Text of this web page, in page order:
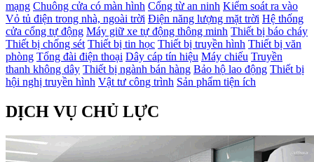
mạng Chuông cửa có màn hình Cổng từ an ninh Kiểm soát ra vào
Vỏ tủ điện trong nhà, ngoài trời Điện năng lượng mặt trời Hệ thống
cửa cổng tự động Máy giữ xe tự động thông minh Thiết bị báo cháy
Thiết bị chống sét Thiết bị tin học Thiết bị truyền hình Thiết bị văn
phòng Tổng đài điện thoại Dây cáp tín hiệu Máy chiếu Truyền
thanh không dây Thiết bị ngành bán hàng Bảo hộ lao động Thiết bị
hội nghị truyền hình Vật tư công trình Sản phẩm tiện ích
DỊCH VỤ CHỦ LỰC